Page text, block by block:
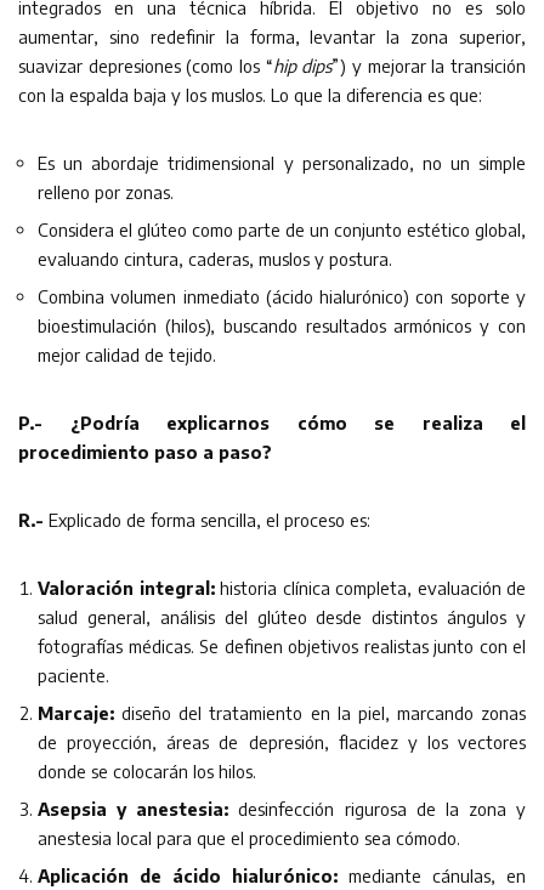
integrados en una técnica híbrida. El objetivo no es solo
aumentar, sino redefinir la forma, levantar la zona superior,
suavizar depresiones (como los “hip dips”) y mejorar la transición
con la espalda baja y los muslos. Lo que la diferencia es que:
Es un abordaje tridimensional y personalizado, no un simple
relleno por zonas.
Considera el glúteo como parte de un conjunto estético global,
evaluando cintura, caderas, muslos y postura.
Combina volumen inmediato (ácido hialurónico) con soporte y
bioestimulación (hilos), buscando resultados armónicos y con
mejor calidad de tejido.
P.- ¿Podría explicarnos cómo se realiza el
procedimiento paso a paso?
R.- Explicado de forma sencilla, el proceso es:
Valoración integral: historia clínica completa, evaluación de
salud general, análisis del glúteo desde distintos ángulos y
fotografías médicas. Se definen objetivos realistas junto con el
paciente.
Marcaje:diseño del tratamiento en la piel, marcando zonas
de proyección, áreas de depresión, flacidez y los vectores
donde se colocarán los hilos.
Asepsia y anestesia:desinfección rigurosa de la zona y
anestesia local para que el procedimiento sea cómodo.
Aplicación de ácido hialurónico: mediante cánulas, en